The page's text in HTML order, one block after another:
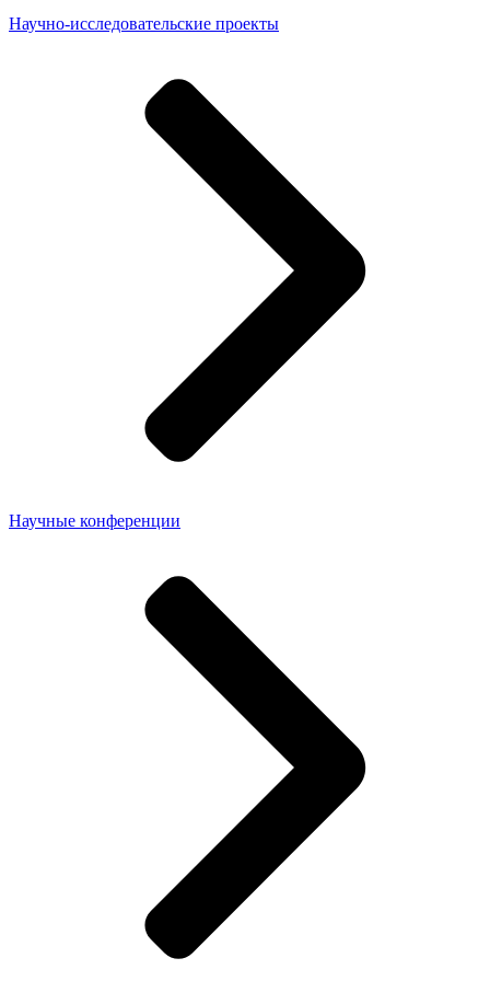
Научно-исследовательские проекты
Научные конференции